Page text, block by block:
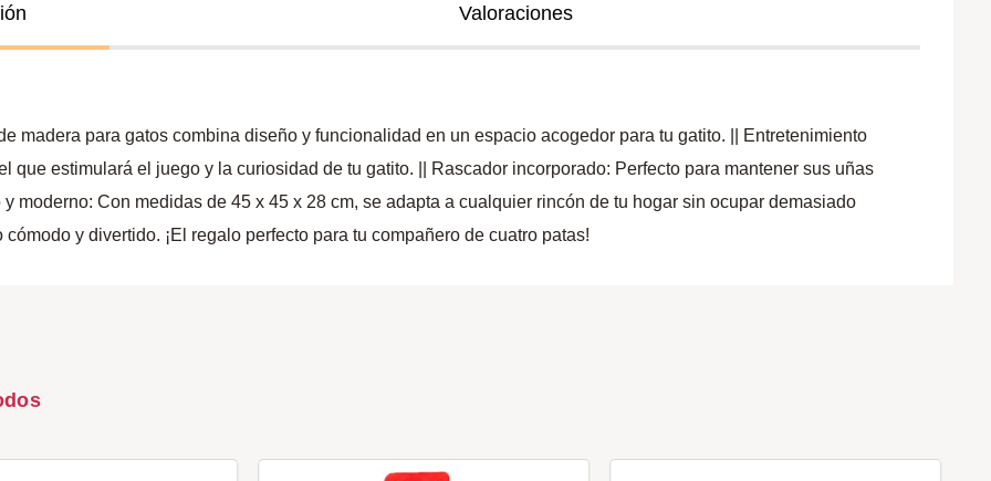
Valoraciones
madera para gatos combina diseño y funcionalidad en un espacio acogedor para tu gatito. || Entretenimiento
que estimulará el juego y la curiosidad de tu gatito. || Rascador incorporado: Perfecto para mantener sus uñas
moderno: Con medidas de 45 x 45 x 28 cm, se adapta a cualquier rincón de tu hogar sin ocupar demasiado
y divertido. ¡El regalo perfecto para tu compañero de cuatro patas!